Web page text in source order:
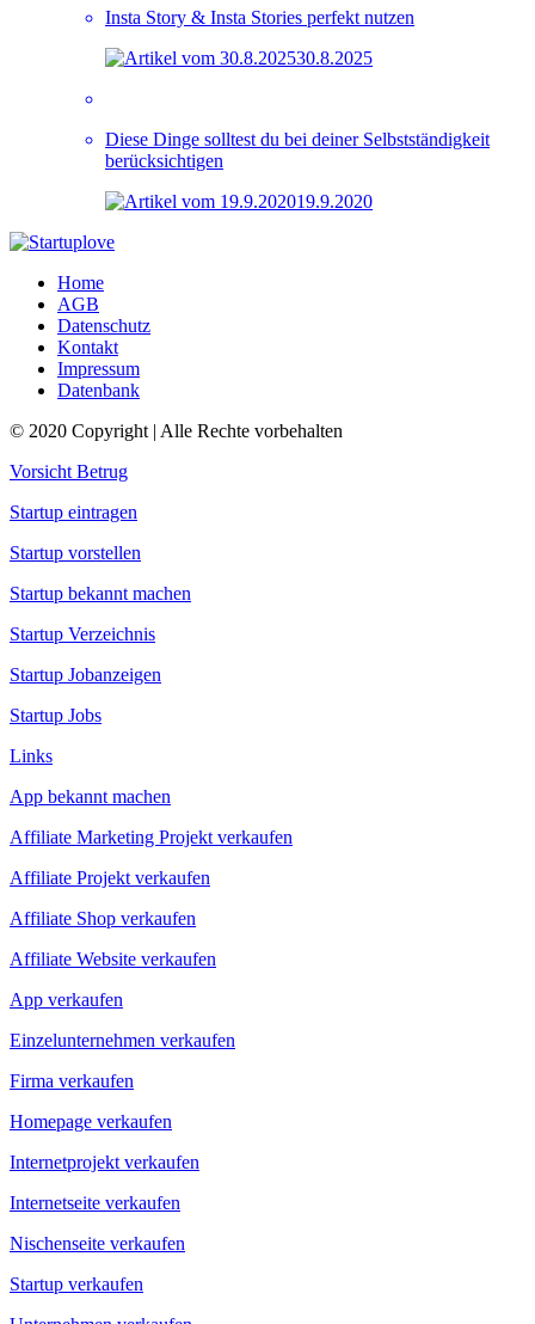
Insta Story & Insta Stories perfekt nutzen
30.8.2025
Diese Dinge solltest du bei deiner Selbstständigkeit
berücksichtigen
19.9.2020
Home
AGB
Datenschutz
Kontakt
Impressum
Datenbank
© 2020 Copyright | Alle Rechte vorbehalten
Vorsicht Betrug
Startup eintragen
Startup vorstellen
Startup bekannt machen
Startup Verzeichnis
Startup Jobanzeigen
Startup Jobs
Links
App bekannt machen
Affiliate Marketing Projekt verkaufen
Affiliate Projekt verkaufen
Affiliate Shop verkaufen
Affiliate Website verkaufen
App verkaufen
Einzelunternehmen verkaufen
Firma verkaufen
Homepage verkaufen
Internetprojekt verkaufen
Internetseite verkaufen
Nischenseite verkaufen
Startup verkaufen